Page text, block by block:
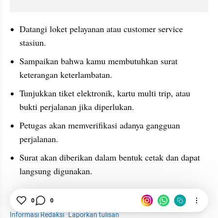
Datangi loket pelayanan atau customer service
stasiun.
Sampaikan bahwa kamu membutuhkan surat
keterangan keterlambatan.
Tunjukkan tiket elektronik, kartu multi trip, atau
bukti perjalanan jika diperlukan.
Petugas akan memverifikasi adanya gangguan
perjalanan.
Surat akan diberikan dalam bentuk cetak dan dapat
langsung digunakan.
Travel Commuter Line Penumpang
KRL
Informasi Redaksi·Laporkan tulisan
0 0